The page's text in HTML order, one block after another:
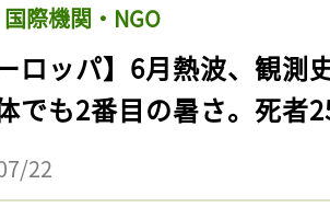
際機関・NGO
ーロッパ】6月熱波、観
でも2番目の暑さ。死者
22